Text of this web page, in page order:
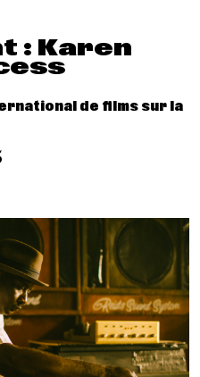
: Karen
de films sur la